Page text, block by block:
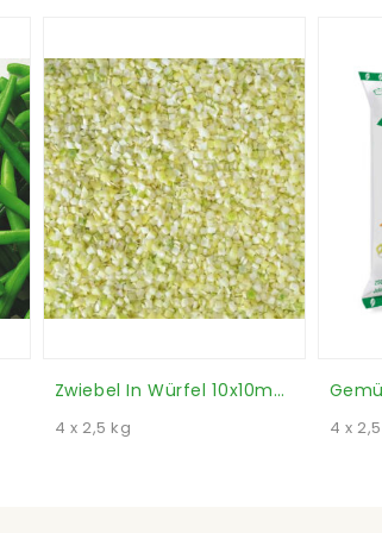
Zwiebel In Würfel 10x10mm (Karton)
4 x 2,5 kg 4 x